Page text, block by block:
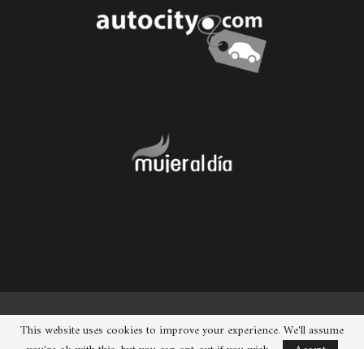
© 2026 - Chueca. Todos los derechos reservados.
This website uses cookies to improve your experience. We'll assume